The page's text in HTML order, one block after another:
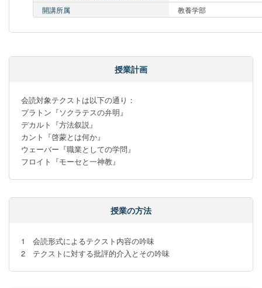
開講所属
教養学部
授業計画
会読対象テクストは以下の通り：
プラトン『ソクラテスの弁明』
デカルト『方法叙説』
カント『啓蒙とは何か』
ウェーバー『職業としての学問』
フロイト『モーセと一神教』
授業の方法
1　会読形式によるテクスト内容の吟味
2　テクストに対する批評的介入とその吟味